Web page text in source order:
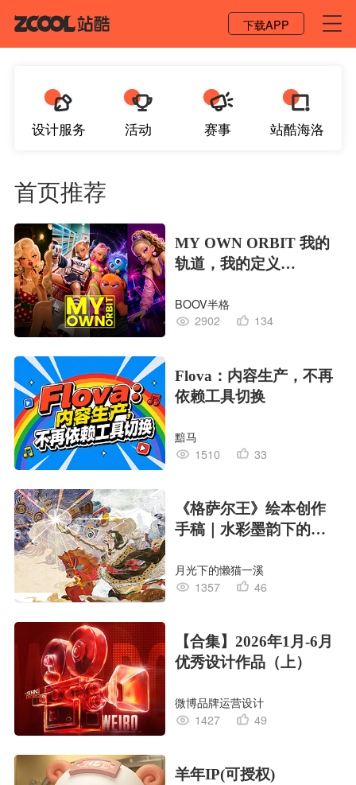
下载APP
设计服务 活动 赛事 站酷海洛
首页推荐
MY OWN ORBIT 我的
轨道，我的定义
对
BOOV半格
2902
134
Flova：内容生产，不再
依赖工具切换
黯马
1510
33
《格萨尔王》绘本创作
手稿｜水彩墨韵下的史
月光下的懒猫一溪
1357
46
【合集】2026年1月-6月
优秀设计作品（上）
微博品牌运营设计
1427
49
羊年IP(可授权)